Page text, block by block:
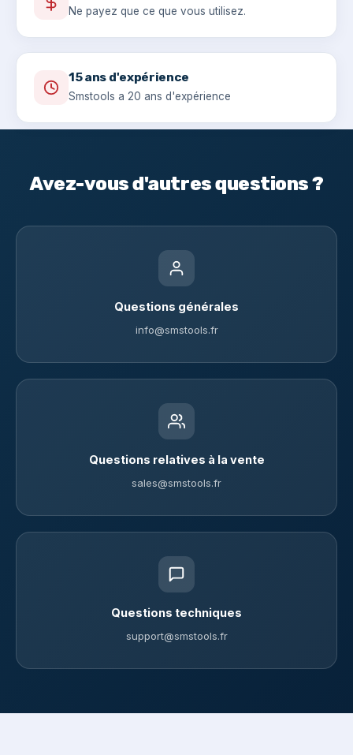
Ne payez que ce que vous utilisez.
15 ans d'expérience
Smstools a 20 ans d'expérience
Avez-vous d'autres questions ?
Questions générales
info@smstools.fr
Questions relatives à la vente
sales@smstools.fr
Questions techniques
support@smstools.fr